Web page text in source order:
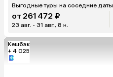
Выгодные туры на соседние даты
от 261 472 ₽
23 авг. - 31 авг., 8 н.
Кешбэк
+ 4 025